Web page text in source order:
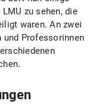
zu sehen, die
waren. An zwei
und Professorinnen